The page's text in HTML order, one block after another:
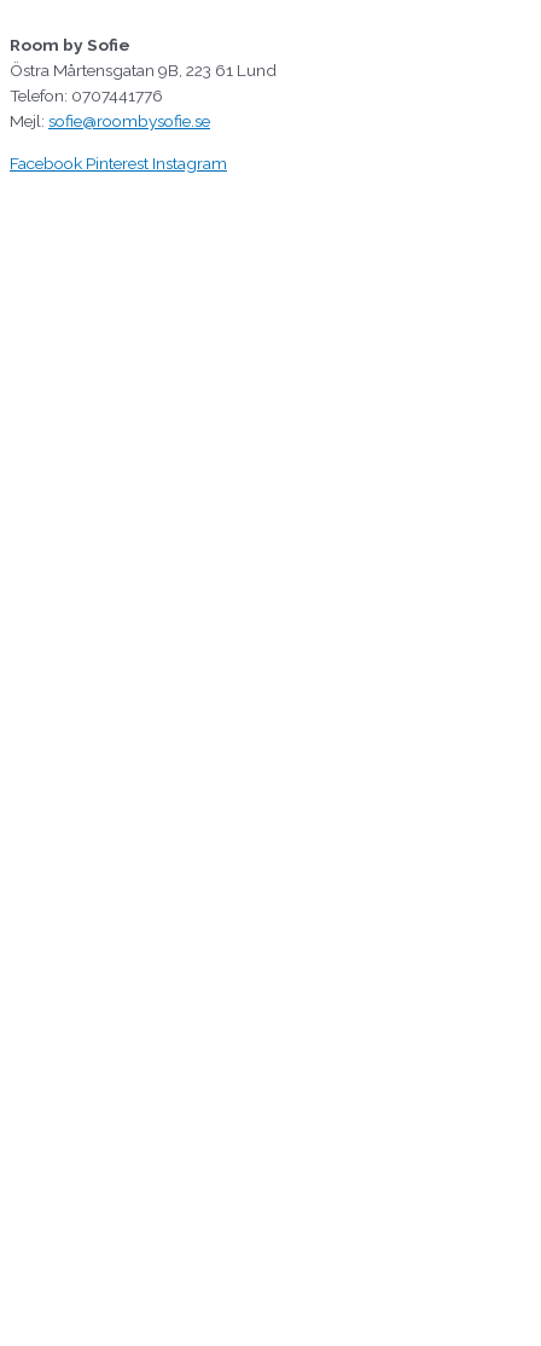
Room by Sofie
Östra Mårtensgatan 9B, 223 61 Lund
Telefon: 0707441776
Mejl: sofie@roombysofie.se
Facebook Pinterest Instagram